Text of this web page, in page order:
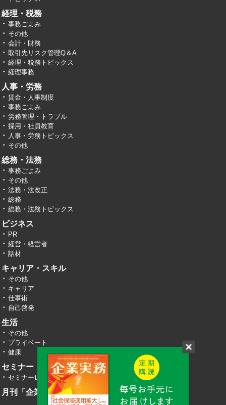
経理・税務
事務ごよみ
その他
会計・財務
取引先リスク管理Q＆A
経理・税務トピックス
経理事務
人事・労務
賃金・人事制度
事務ごよみ
労務管理・トラブル
採用・社員教育
人事・労務トピックス
その他
総務・法務
事務ごよみ
その他
法務・法改正
総務
総務・法務トピックス
ビジネス
PR
経営・経営者
話材
キャリア・スキル
その他
キャリア
仕事術
自己啓発
生活
その他
プライベート
健康
セミナー・イベント
セミナーレポート
月刊「企業実務」